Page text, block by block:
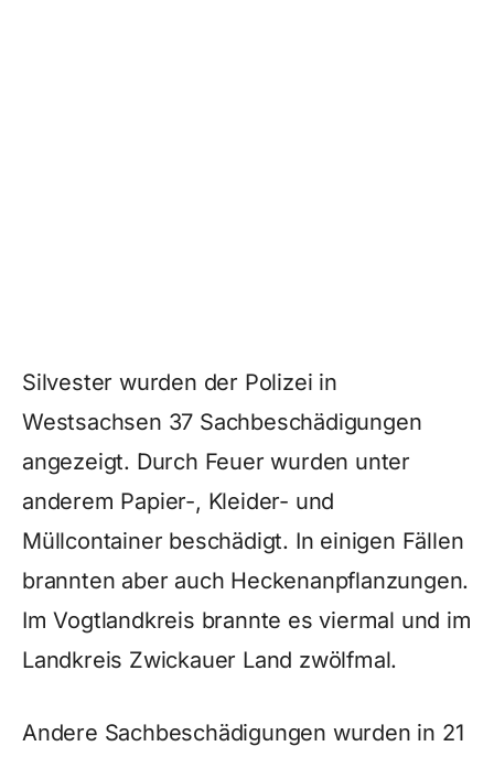
Silvester wurden der Polizei in
Westsachsen 37 Sachbeschädigungen
angezeigt. Durch Feuer wurden unter
anderem Papier-, Kleider- und
Müllcontainer beschädigt. In einigen Fällen
brannten aber auch Heckenanpflanzungen.
Im Vogtlandkreis brannte es viermal und im
Landkreis Zwickauer Land zwölfmal.
Andere Sachbeschädigungen wurden in 21